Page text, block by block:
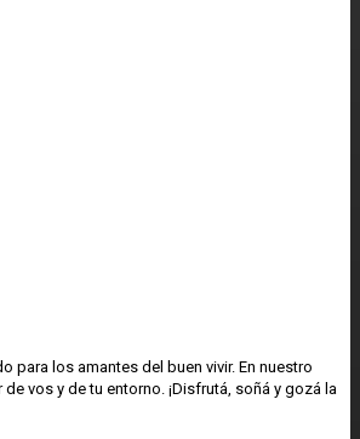
para los amantes del buen vivir. En nuestro
vos y de tu entorno. ¡Disfrutá, soñá y gozá la